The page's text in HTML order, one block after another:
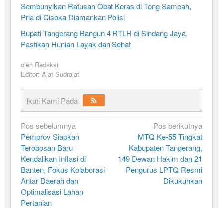
Sembunyikan Ratusan Obat Keras di Tong Sampah,
Pria di Cisoka Diamankan Polisi
Bupati Tangerang Bangun 4 RTLH di Sindang Jaya,
Pastikan Hunian Layak dan Sehat
oleh Redaksi
Editor: Ajat Sudrajat
Ikuti Kami Pada
Navigasi
pos
Pos sebelumnya
Pemprov Siapkan
Terobosan Baru
Kendalikan Inflasi di
Banten, Fokus Kolaborasi
Antar Daerah dan
Optimalisasi Lahan
Pertanian
Pos berikutnya
MTQ Ke-55 Tingkat
Kabupaten Tangerang,
149 Dewan Hakim dan 21
Pengurus LPTQ Resmi
Dikukuhkan